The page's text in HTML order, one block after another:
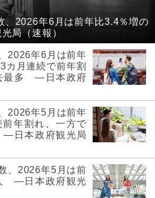
、2026年6月は前年比3.4％増の
局（速報）
2026年6月は前年
カ月連続で前年割
最多 ―日本政府
2026年5月は前年
年割れ、一方で
日本政府観光局
、2026年5月は前
―日本政府観光